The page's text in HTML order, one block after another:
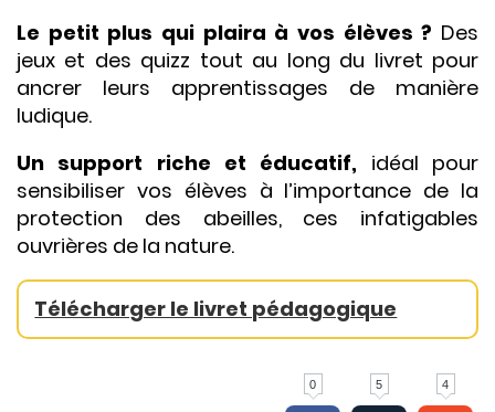
Le petit plus qui plaira à vos élèves ? Des
jeux et des quizz tout au long du livret pour
ancrer leurs apprentissages de manière
ludique.
Un support riche et éducatif, idéal pour
sensibiliser vos élèves à l’importance de la
protection des abeilles, ces infatigables
ouvrières de la nature.
Télécharger le livret pédagogique
0 5 4